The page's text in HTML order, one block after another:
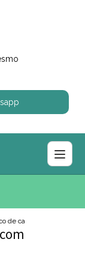
de casa para idoso